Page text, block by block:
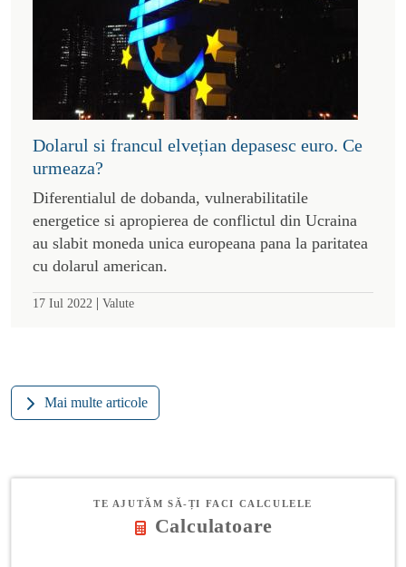
Dolarul si francul elvețian depasesc euro. Ce
urmeaza?
Diferentialul de dobanda, vulnerabilitatile
energetice si apropierea de conflictul din Ucraina
au slabit moneda unica europeana pana la paritatea
cu dolarul american.
17 Iul 2022 | Valute
Mai multe articole
TE AJUTĂM SĂ-ȚI FACI CALCULELE
Calculatoare